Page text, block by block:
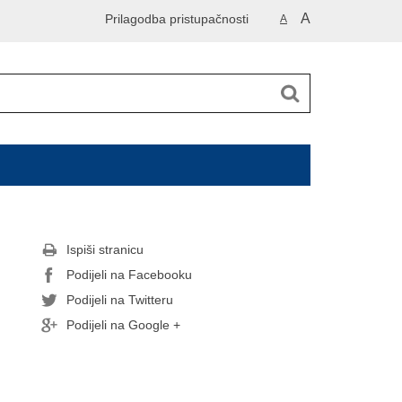
A A
Prilagodba pristupačnosti
Ispiši stranicu
Podijeli na Facebooku
Podijeli na Twitteru
Podijeli na Google +